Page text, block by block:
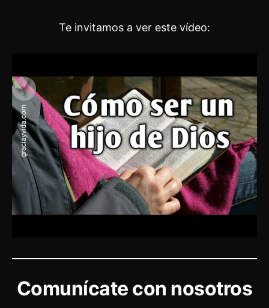
Te invitamos a ver este vídeo:
Comunícate con nosotros